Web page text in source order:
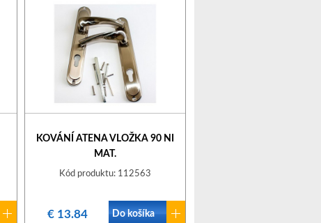
KOVÁNÍ ATENA VLOŽKA 90 NI
MAT.
Kód produktu: 112563
€ 13.84 Do košíka